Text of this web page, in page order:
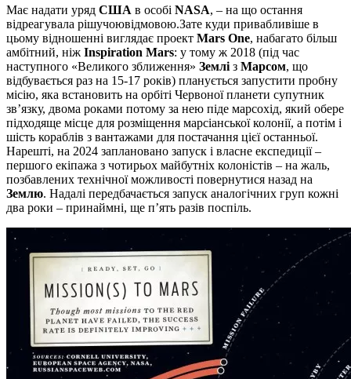
Має надати уряд США в особі NASA, – на що остання
відреагувала рішучоювідмовою.Зате куди привабливіше в
цьому відношенні виглядає проект Mars One, набагато більш
амбітний, ніж Inspiration Mars: у тому ж 2018 (під час
наступного «Великого зближення» Землі з Марсом, що
відбувається раз на 15-17 років) планується запустити пробну
місію, яка встановить на орбіті Червоної планети супутник
зв’язку, двома роками потому за нею піде марсохід, який обере
підходяще місце для розміщення марсіанської колонії, а потім і
шість кораблів з ​​вантажами для постачання цієї останньої.
Нарешті, на 2024 заплановано запуск і власне експедиції –
першого екіпажа з чотирьох майбутніх колоністів – на жаль,
позбавлених технічної можливості повернутися назад на
Землю. Надалі передбачається запуск аналогічних груп кожні
два роки – принаймні, ще п’ять разів поспіль.